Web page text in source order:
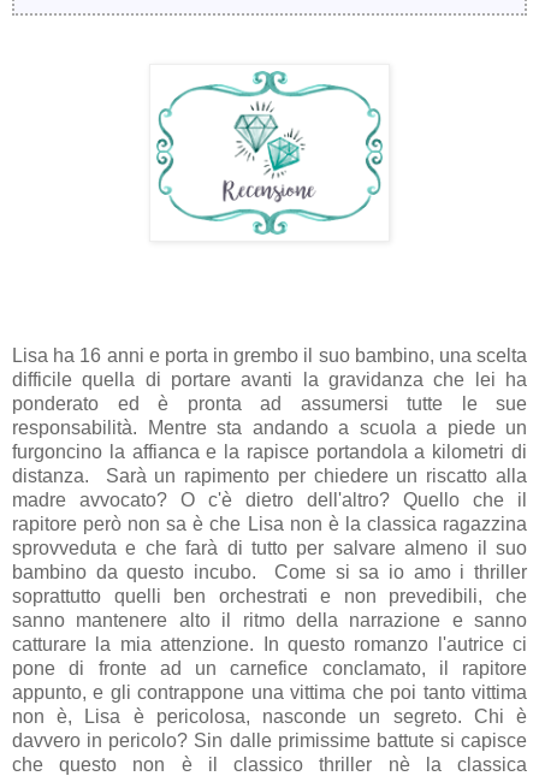
Lisa ha 16 anni e porta in grembo il suo bambino, una scelta
difficile quella di portare avanti la gravidanza che lei ha
ponderato ed è pronta ad assumersi tutte le sue
responsabilità. Mentre sta andando a scuola a piede un
furgoncino la affianca e la rapisce portandola a kilometri di
distanza. Sarà un rapimento per chiedere un riscatto alla
madre avvocato? O c'è dietro dell'altro? Quello che il
rapitore però non sa è che Lisa non è la classica ragazzina
sprovveduta e che farà di tutto per salvare almeno il suo
bambino da questo incubo. Come si sa io amo i thriller
soprattutto quelli ben orchestrati e non prevedibili, che
sanno mantenere alto il ritmo della narrazione e sanno
catturare la mia attenzione. In questo romanzo l'autrice ci
pone di fronte ad un carnefice conclamato, il rapitore
appunto, e gli contrappone una vittima che poi tanto vittima
non è, Lisa è pericolosa, nasconde un segreto. Chi è
davvero in pericolo? Sin dalle primissime battute si capisce
che questo non è il classico thriller nè la classica